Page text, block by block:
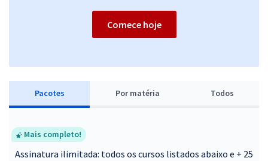
Comece hoje
Pacotes Por matéria Todos
Mais completo!
Assinatura ilimitada: todos os cursos listados abaixo e + 25